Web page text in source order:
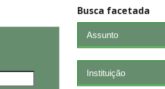
Busca facetada
Assunto
Instituição